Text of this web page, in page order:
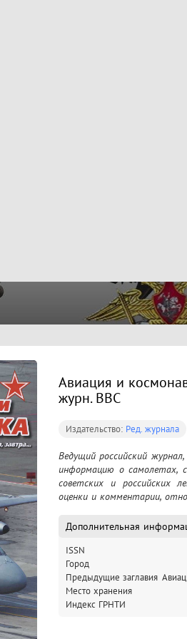
Авиация и
журн. ВВС
Издательство: Ред. журнала
Ведущий российский
информацию о самолетах,
советских и российских
оценки и комментарии,
Дополнительная
ISSN
Город
Предыдущие заглавия
Место хранения
Индекс ГРНТИ